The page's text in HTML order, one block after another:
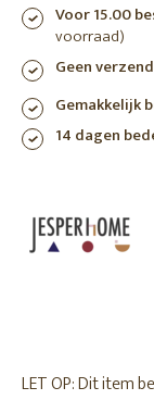
Voor 15.00
voorraad)
Geen
Gemakkelijk
14 dagen
LET OP: Dit item